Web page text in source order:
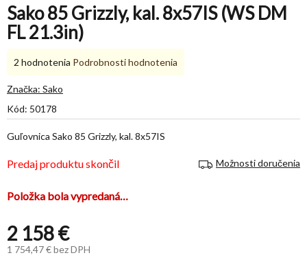
Sako 85 Grizzly, kal. 8x57IS (WS DM
FL 21.3in)
Kód: 50178
2 158 €
1 754,47 € bez DPH
Predaj produktu skončil Možnosti doručenia
Položka bola vypredaná…
Guľovnica Sako 85 Grizzly, kal. 8x57IS
Priemerné
produktu
5,0
5
2 hodnotenia Podrobnosti hodnotenia
Značka: Sako